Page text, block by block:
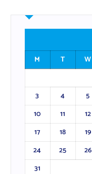
M
T W
3
4 5
10
11 12
17
18 19
24
25 26
31